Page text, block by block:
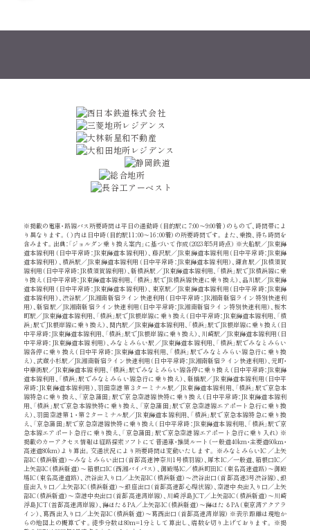
※掲載の電車・路線バス所要時間は平日の通勤時（目的駅に 7:00～9:00着 ）のもので、時間帯によ
り異なります。（ ）内は日中時（目的駅11：00～16：00着）の所要時間です。また、乗換、待ち時間を
含みます。出典：「ジョルダン乗り換え案内」に基づいて作成（2023年5月時点） ※大船駅／JR東海
道本線利用（日中平常時：JR東海道本線利用）、藤沢駅／JR東海道本線利用（日中平常時：JR東海
道本線利用）、横浜駅／JR東海道本線利用（日中平常時：JR東海道本線利用）、鎌倉駅／JR横須賀
線利用（日中平常時：JR横須賀線利用）、新横浜駅／JR東海道本線利用、「横浜」駅でJR横浜線に乗
り換え（日中平常時：JR東海道本線利用、「横浜」駅でJR横浜線快速に乗り換え）、品川駅／JR東海
道本線利用（日中平常時：JR東海道本線利用）、東京駅／JR東海道本線利用（日中平常時：JR東海
道本線利用）、渋谷駅／JR湘南新宿ライン快速利用（日中平常時：JR湘南新宿ライン特別快速利
用）、新宿駅／JR湘南新宿ライン快速利用（日中平常時：JR湘南新宿ライン特別快速利用）、桜木
町駅／JR東海道本線利用、「横浜」駅でJR根岸線に乗り換え（日中平常時：JR東海道本線利用、「横
浜」駅でJR根岸線に乗り換え）、関内駅／JR東海道本線利用、「横浜」駅でJR根岸線に乗り換え（日
中平常時：JR東海道本線利⽤、「横浜」駅でJR根岸線に乗り換え）、川崎駅／JR東海道本線利用（日
中平常時：JR東海道本線利用）、みなとみらい駅／JR東海道本線利用、「横浜」駅でみなとみらい
線各停に乗り換え（日中平常時：JR東海道本線利用、「横浜」駅でみなとみらい線急行に乗り換
え）、武蔵小杉駅／JR湘南新宿ライン快速利用（日中平常時：JR湘南新宿ライン快速利用）、元町・
中華街駅／JR東海道本線利用、「横浜」駅でみなとみらい線各停に乗り換え（日中平常時：JR東海
道本線利⽤、「横浜」駅でみなとみらい線急行に乗り換え）、新橋駅／JR東海道本線利用（日中平
常時：JR東海道本線利用）、羽田空港第３ターミナル駅／JR東海道本線利用、「横浜」駅で京急本
線特急に乗り換え、「京急蒲田」駅で京急空港線快特に乗り換え（日中平常時：JR東海道本線利
用、「横浜」駅で京急本線快特に乗り換え、「京急蒲田」駅で京急空港線エアポート急⾏に乗り換
え）、羽田空港第１・第２ターミナル駅／JR東海道本線利⽤、「横浜」駅で京急本線特急に乗り換
え、「京急蒲田」駅で京急空港線快特に乗り換え（日中平常時：JR東海道本線利用、「横浜」駅で京
急本線エアポート急行に乗り換え、「京急蒲田」駅で京急空港線エアポート急行に乗り入れ） ※
掲載のカーアクセス情報は経路探索ソフトにて普通車・推奨ルート（一般道40km・主要道60kｍ・
高速道80km）より算出。交通状況により所要時間は変動いたします。 ※みなとみらいIC ／上矢
部IC（横浜新道）～みなとみらい出口（首都高速神奈川1号横羽線）、厚木IC／一般道、箱根口IC／
上矢部IC（横浜新道）～箱根口IC（西湘バイパス）、御殿場IC／横浜町⽥IC（東名高速道路）～御殿
場IC（東名高速道路）、渋谷出入り口／上矢部IC（横浜新道）～渋谷出口（首都高速3号渋谷線）、銀
座出入り口／上矢部IC（横浜新道）～銀座出口（首都高速都心環状線）、空港中央出入り口／上矢
部IC（横浜新道）～空港中央出口（首都高速湾岸線）、川崎浮島JCT／上矢部IC（横浜新道）～川崎
浮島JCT（⾸都高速湾岸線）、海ほたるPA／上矢部IC（横浜新道）～海ほたるPA（東京湾アクアラ
イン）、葛西出入り口／上矢部IC（横浜新道）～葛西出口（首都高速湾岸線） ※表示距離は現地か
らの地図上の概算です。徒歩分数は80m=1分として算出し、端数を切り上げております。 ※掲